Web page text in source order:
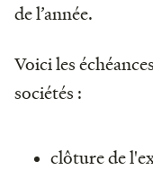
de l’année.
Voici les
sociétés :
clôture de